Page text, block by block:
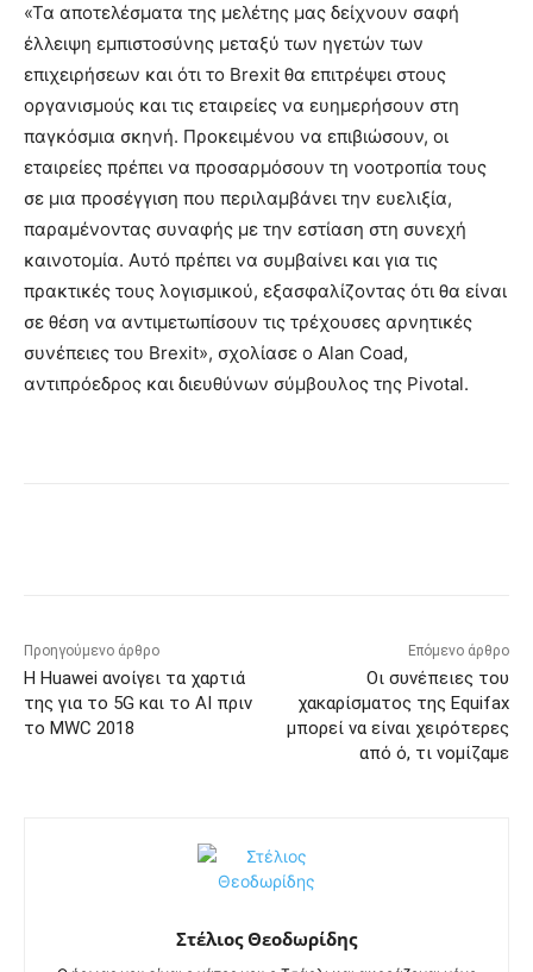
«Τα αποτελέσματα της μελέτης μας δείχνουν σαφή
έλλειψη εμπιστοσύνης μεταξύ των ηγετών των
επιχειρήσεων και ότι το Brexit θα επιτρέψει στους
οργανισμούς και τις εταιρείες να ευημερήσουν στη
παγκόσμια σκηνή. Προκειμένου να επιβιώσουν, οι
εταιρείες πρέπει να προσαρμόσουν τη νοοτροπία τους
σε μια προσέγγιση που περιλαμβάνει την ευελιξία,
παραμένοντας συναφής με την εστίαση στη συνεχή
καινοτομία. Αυτό πρέπει να συμβαίνει και για τις
πρακτικές τους λογισμικού, εξασφαλίζοντας ότι θα είναι
σε θέση να αντιμετωπίσουν τις τρέχουσες αρνητικές
συνέπειες του Brexit», σχολίασε ο Alan Coad,
αντιπρόεδρος και διευθύνων σύμβουλος της Pivotal.
Προηγούμενο άρθρο
Η Huawei ανοίγει τα χαρτιά
της για το 5G και το AI πριν
το MWC 2018
Επόμενο άρθρο
Οι συνέπειες του
χακαρίσματος της Equifax
μπορεί να είναι χειρότερες
από ό, τι νομίζαμε
Στέλιος Θεοδωρίδης